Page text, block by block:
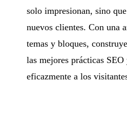
solo impresionan, sino
nuevos clientes. Con una
temas y bloques,
las mejores prácticas
eficazmente a los